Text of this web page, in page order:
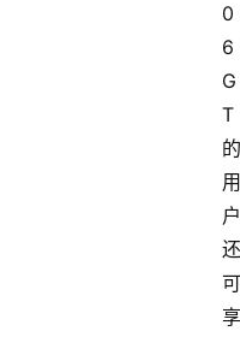
0
6
G
T
的
用
户
还
可
享